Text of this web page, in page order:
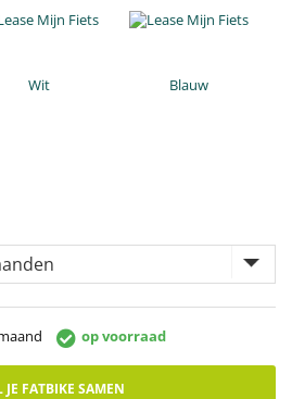
Wit Blauw
op voorraad
JE FATBIKE SAMEN